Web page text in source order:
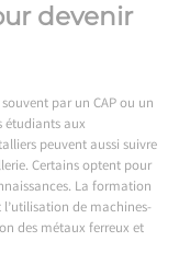
devenir
par un CAP ou un
étudiants aux
peuvent aussi suivre
Certains optent pour
La formation
de machines-
des métaux ferreux et